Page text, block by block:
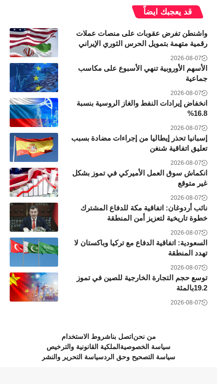
قد يعجبك ايضاً
واشنطن تفرض عقوبات على منصات عملات
رقمية متهمة بتمويل الحرس الثوري الإيراني
2026-08-07
الأسهم الأوروبية تنهي الأسبوع على مكاسب
جماعية
2026-08-07
انخفاض إيرادات النفط والغاز الروسية بنسبة
16.8%
2026-08-07
إسبانيا تحذر إيطاليا من إجراءات مضادة بسبب
تعليق اتفاقية شنغن
2026-08-07
انكماش سوق العمل الأميركي في تموز بشكل
غير متوقع
2026-08-07
نائب أردوغان: اتفاقية مكة للدفاع المشترك
خطوة تاريخية لتعزيز أمن المنطقة
2026-08-07
السعودية: اتفاقية الدفاع مع تركيا وباكستان لا
تهدد المنطقة
2026-08-07
توسع حجم التجارة الخارجية للصين في تموز
19.2بالمئة
2026-08-07
من نحن اتصل بناشروط الاستخدام
سياسة الخصوصية الملكية القانونية والترخيص
سياسة التصحيح وحق الردسياسة التحرير والنشر